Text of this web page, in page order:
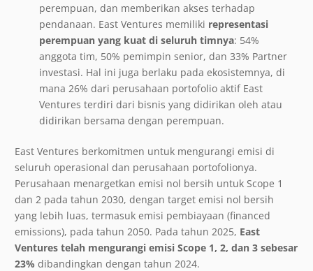
perempuan, dan memberikan akses terhadap
pendanaan. East Ventures memiliki representasi
perempuan yang kuat di seluruh timnya: 54%
anggota tim, 50% pemimpin senior, dan 33% Partner
investasi. Hal ini juga berlaku pada ekosistemnya, di
mana 26% dari perusahaan portofolio aktif East
Ventures terdiri dari bisnis yang didirikan oleh atau
didirikan bersama dengan perempuan.
East Ventures berkomitmen untuk mengurangi emisi di
seluruh operasional dan perusahaan portofolionya.
Perusahaan menargetkan emisi nol bersih untuk Scope 1
dan 2 pada tahun 2030, dengan target emisi nol bersih
yang lebih luas, termasuk emisi pembiayaan (financed
emissions), pada tahun 2050. Pada tahun 2025, East
Ventures telah mengurangi emisi Scope 1, 2, dan 3 sebesar
23% dibandingkan dengan tahun 2024.